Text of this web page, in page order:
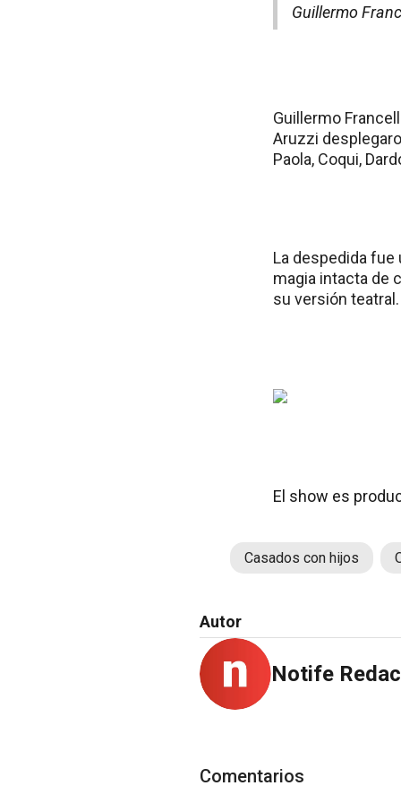
Guillermo
Guillermo
Aruzzi
Paola, Coqui,
La despedida
magia intacta de
su versión teatral.
El show es
Casados con hijos
Autor
Notife
Comentarios